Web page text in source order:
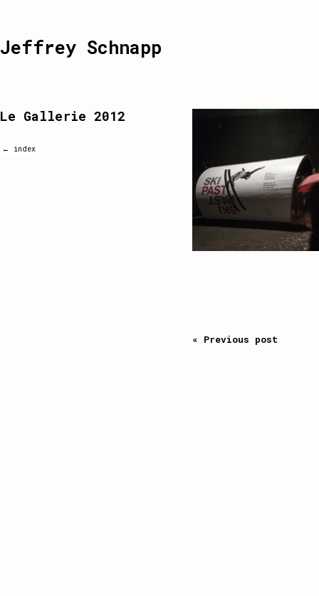
Jeffrey Schnapp
« Previous post
Le Gallerie 2012
← index